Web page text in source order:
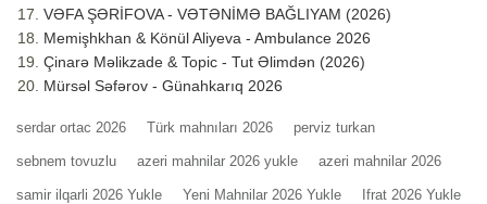
VƏFA ŞƏRİFOVA - VƏTƏNİMƏ BAĞLIYAM (2026)
Memişhkhan & Könül Aliyeva - Ambulance 2026
Çinarə Məlikzade & Topic - Tut Əlimdən (2026)
Mürsəl Səfərov - Günahkarıq 2026
serdar ortac 2026 Türk mahnıları 2026 perviz turkan
sebnem tovuzlu azeri mahnilar 2026 yukle azeri mahnilar 2026
samir ilqarli 2026 Yukle Yeni Mahnilar 2026 Yukle Ifrat 2026 Yukle